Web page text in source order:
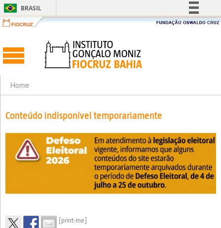
BRASIL
Simplifique!
Acesso à informação
Canais
Home
Conteúdo indisponível temporariamente
[print-me]